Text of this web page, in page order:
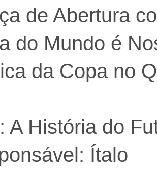
de Abertura
do Mundo é
da Copa no
A História do
Ítalo